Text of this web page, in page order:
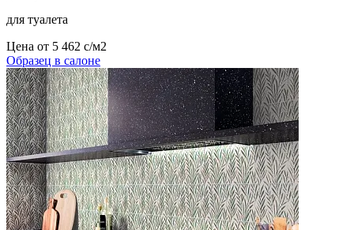
для туалета
Цена от 5 462 c/м2
Образец в салоне